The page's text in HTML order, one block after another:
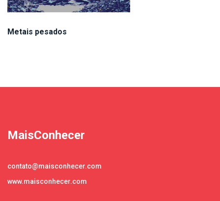
Metais pesados
MaisConhecer
contato@maisconhecer.com
www.maisconhecer.com